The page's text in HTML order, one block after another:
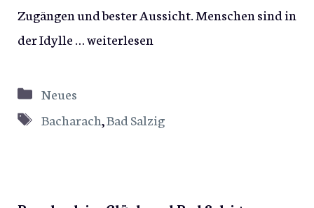
Zugängen und bester Aussicht. Menschen sind in
der Idylle …weiterlesen
Kategorien
Neues
Schlagwörter
Bacharach,Bad Salzig